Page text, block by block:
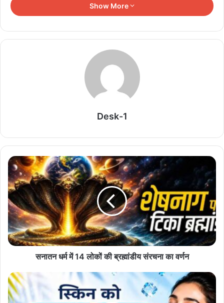
अगर किसी बर्तन या थाली में हल्का सा क्रैक (दरार) आ गया है, तो उसे तुरंत हटा
जाती है. इसे दुर्भाग्य और कंगाली का सीधा कारण माना जाता है. हमेशा साफ और
सुरक्षित बर्तनों का ही इस्तेमाल करें.
काल की सच्चाई
वास्तु के आसान उपाय, घर में बरकत और समृद्धि बढ़ाने के बताए
गए नियम
August 6, 2026
रामायण में रावण की मां कैकसी की कहानी, जिसने दशानन को
जन्म दिया
रामायण फिल्म में मारीच का किरदार, जानें सोने के हिरण की
कहानी
August 5, 2026
Show More
Desk-1
सनातन धर्म में 14 लोकों की ब्रह्मांडीय संरचना का वर्णन